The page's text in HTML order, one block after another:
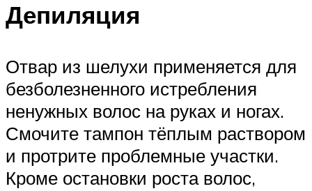
Депиляция
Отвар из шелухи применяется для
безболезненного истребления
ненужных волос на руках и ногах.
Смочите тампон тёплым раствором
и протрите проблемные участки.
Кроме остановки роста волос,